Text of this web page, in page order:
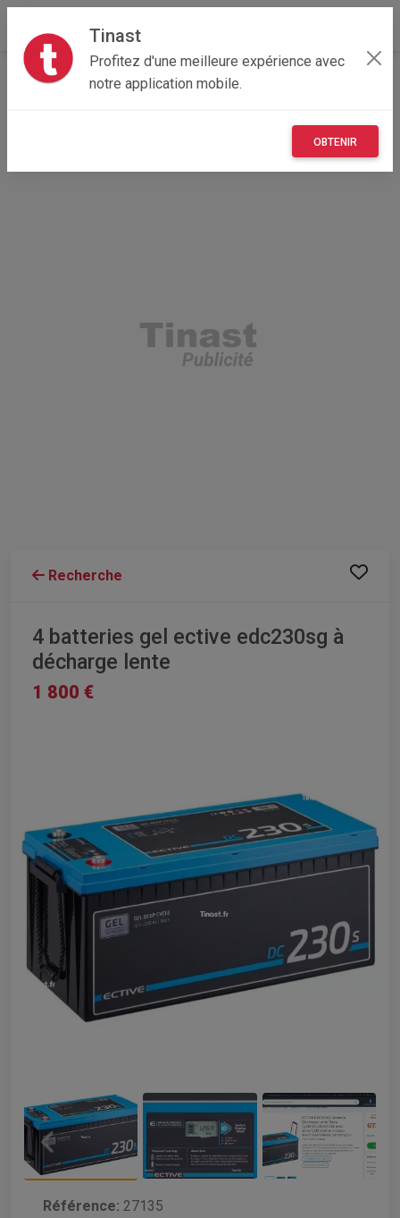
Tinast
Profitez d'une meilleure expérience avec
notre application mobile.
OBTENIR
Accueil Véhicules
Provence-Alpes-Côte d'Azur
4 Batteries Gel ECTIVE EDC230SG à Décharge Lente
Recherche
4 batteries gel ective edc230sg à
décharge lente
1 800 €
Référence: 27135